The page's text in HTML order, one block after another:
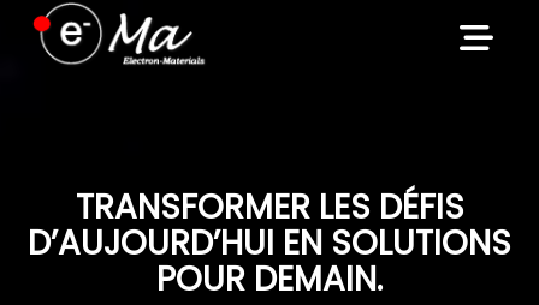
Skip
TRANSFORMER LES DÉFIS
D’AUJOURD’HUI EN SOLUTIONS
POUR DEMAIN.